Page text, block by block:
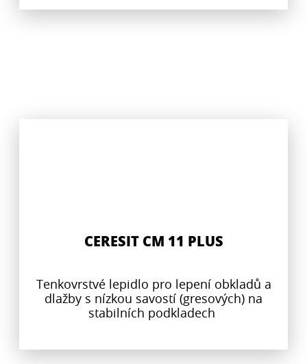
CERESIT CM 11 PLUS
Tenkovrstvé lepidlo pro lepení obkladů a
dlažby s nízkou savostí (gresových) na
stabilních podkladech